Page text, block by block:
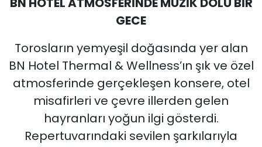
GECE
Torosların yemyeşil doğasında yer alan
BN Hotel Thermal & Wellness’ın şık ve özel
atmosferinde gerçekleşen konsere, otel
misafirleri ve çevre illerden gelen
hayranları yoğun ilgi gösterdi.
Repertuvarındaki sevilen şarkılarıyla